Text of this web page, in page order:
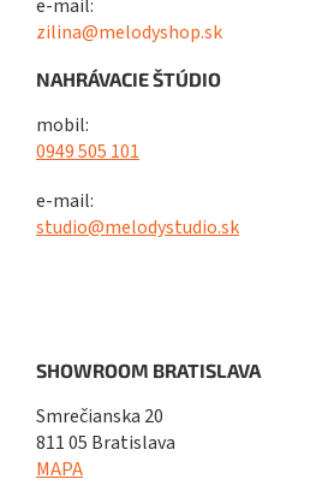
e-mail:
zilina@melodyshop.sk
NAHRÁVACIE ŠTÚDIO
mobil:
0949 505 101
e-mail:
studio@melodystudio.sk
SHOWROOM BRATISLAVA
Smrečianska 20
811 05 Bratislava
MAPA